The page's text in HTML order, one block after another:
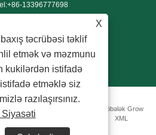
+86-13396777698
Plastic Products Co., Ltd. - PP Göbələk Grow
Bağlantılar XML
X
təcrübəsi təklif
etmək və məzmunu
kukilərdən istifadə
etməklə siz
razılaşırsınız.
Siyasəti